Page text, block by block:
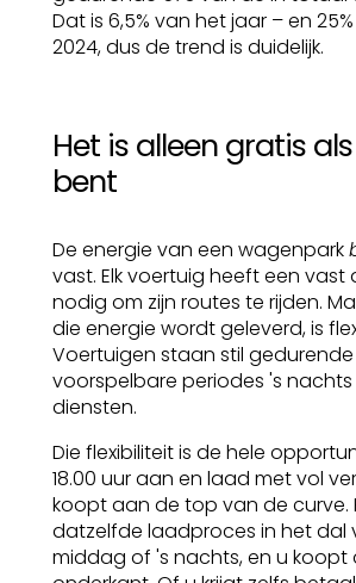
Dat is 6,5% van het jaar – en
2024, dus de trend is duidelijk.
Het is alleen gratis
bent
De energie van een wagenpark
vast. Elk voertuig heeft een vast
nodig om zijn routes te rijden.
die energie wordt geleverd, is
Voertuigen staan stil gedurende
voorspelbare periodes 's
diensten.
Die flexibiliteit is de hele
18.00 uur aan en laad met vol
koopt aan de top van de curve.
datzelfde laadproces in het dal
middag of 's nachts, en u koopt